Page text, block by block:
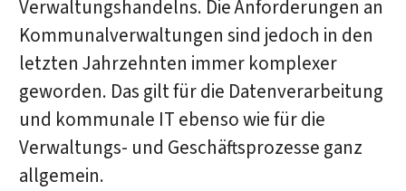
Verwaltungshandelns. Die Anforderungen an
Kommunalverwaltungen sind jedoch in den
letzten Jahrzehnten immer komplexer
geworden. Das gilt für die Datenverarbeitung
und kommunale IT ebenso wie für die
Verwaltungs- und Geschäftsprozesse ganz
allgemein.